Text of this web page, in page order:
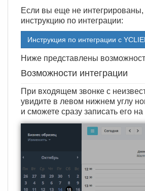
Если вы еще не интегрированы,
инструкцию по интеграции:
Инструкция по интеграции с
Ниже представлены
Возможности интеграции
При входящем звонке с
увидите в левом нижнем углу
и сможете сразу записать его